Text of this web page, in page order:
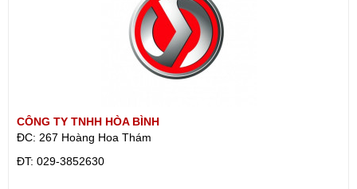
CÔNG TY TNHH HÒA BÌNH
ĐC: 267 Hoàng Hoa Thám
ÐT: 029-3852630